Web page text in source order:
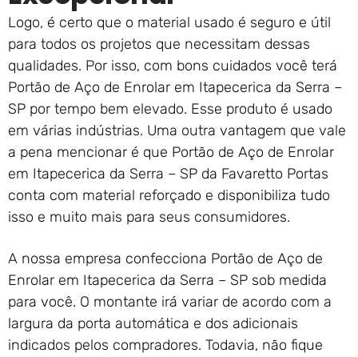
Logo, é certo que o material usado é seguro e útil
para todos os projetos que necessitam dessas
qualidades. Por isso, com bons cuidados você terá
Portão de Aço de Enrolar em Itapecerica da Serra –
SP por tempo bem elevado. Esse produto é usado
em várias indústrias. Uma outra vantagem que vale
a pena mencionar é que Portão de Aço de Enrolar
em Itapecerica da Serra – SP da Favaretto Portas
conta com material reforçado e disponibiliza tudo
isso e muito mais para seus consumidores.
A nossa empresa confecciona Portão de Aço de
Enrolar em Itapecerica da Serra – SP sob medida
para você. O montante irá variar de acordo com a
largura da porta automática e dos adicionais
indicados pelos compradores. Todavia, não fique